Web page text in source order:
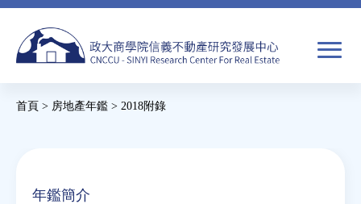
Jump
navigation
表
搜
這
首頁 > 房地產年鑑 > 2018附錄
年鑑簡介